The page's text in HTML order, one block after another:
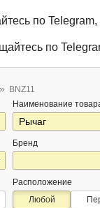
по
по
BNZ11
Наименование
Бренд
Расположение
Любой